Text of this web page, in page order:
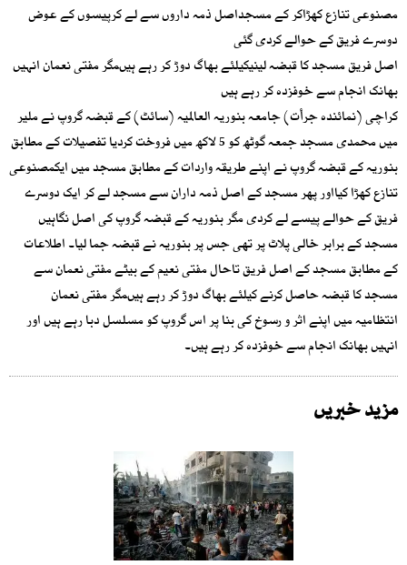
مصنوعی تنازع کھڑاکر کے مسجداصل ذمہ داروں سے لے کرپیسوں کے عوض
دوسرے فریق کے حوالے کردی گئی
اصل فریق مسجد کا قبضہ لینیکیلئے بھاگ دوڑ کر رہے ہیںمگر مفتی نعمان انہیں
بھانک انجام سے خوفزدہ کر رہے ہیں
کراچی (نمائندہ جرأت) جامعہ بنوریہ العالمیہ (سائٹ) کے قبضہ گروپ نے ملیر
میں محمدی مسجد جمعہ گوٹھ کو 5 لاکھ میں فروخت کردیا تفصیلات کے مطابق
بنوریہ کے قبضہ گروپ نے اپنے طریقہ واردات کے مطابق مسجد میں ایکمصنوعی
تنازع کھڑا کیااور پھر مسجد کے اصل ذمہ داران سے مسجد لے کر ایک دوسرے
فریق کے حوالے پیسے لے کردی مگر بنوریہ کے قبضہ گروپ کی اصل نگاہیں
مسجد کے برابر خالی پلاٹ پر تھی جس پر بنوریہ نے قبضہ جما لیا۔ اطلاعات
کے مطابق مسجد کے اصل فریق تاحال مفتی نعیم کے بیٹے مفتی نعمان سے
مسجد کا قبضہ حاصل کرنے کیلئے بھاگ دوڑ کر رہے ہیںمگر مفتی نعمان
انتظامیہ میں اپنے اثر و رسوخ کی بنا پر اس گروپ کو مسلسل دبا رہے ہیں اور
انہیں بھانک انجام سے خوفزدہ کر رہے ہیں۔
مزید خبریں